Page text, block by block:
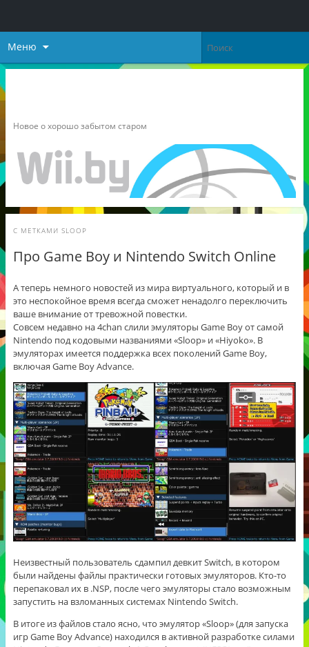
Меню
Новое о хорошо забытом старом
С МЕТКАМИ SLOOP
Про Game Boy и Nintendo Switch Online
А теперь немного новостей из мира виртуального, который и в
это неспокойное время всегда сможет ненадолго переключить
ваше внимание от тревожной повестки.
Совсем недавно на 4chan слили эмуляторы Game Boy от самой
Nintendo под кодовыми названиями «Sloop» и «Hiyoko». В
эмуляторах имеется поддержка всех поколений Game Boy,
включая Game Boy Advance.
Неизвестный пользователь сдампил девкит Switch, в котором
были найдены файлы практически готовых эмуляторов. Кто-то
перепаковал их в .NSP, после чего эмуляторы стало возможным
запустить на взломанных системах Nintendo Switch.
В итоге из файлов стало ясно, что эмулятор «Sloop» (для запуска
игр Game Boy Advance) находился в активной разработке силами